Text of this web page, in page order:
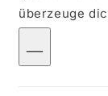
überzeuge